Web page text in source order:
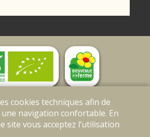
des données personnelles
- EARL des Grives - Tous droits
cookies techniques afin de
navigation confortable. En
site vous acceptez l’utilisation